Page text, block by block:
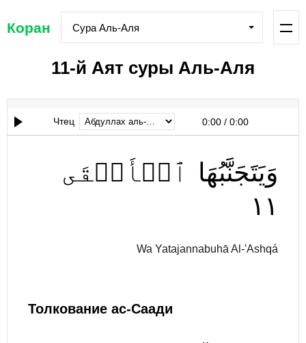
Коран Сура Аль-Аля
11-й Аят суры Аль-Аля
Чтец 0:00 / 0:00
وَيَتَجَنَّبُهَا ٱلۡأَشۡقَى
١١
Wa Yatajannabuhā Al-'Ashqá
Толкование ас-Саади